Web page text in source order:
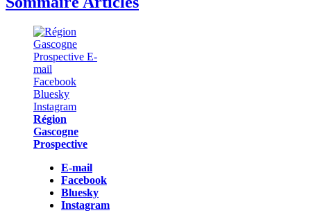
Région
Gascogne
Prospective
E-mail
Facebook
Bluesky
Instagram